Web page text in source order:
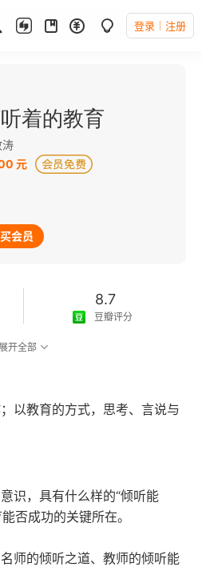
登录 注册
着的教育
涛
元
会员
8.7
豆瓣评分
开全部
以教育的方式，思考、言说与
识，具有什么样的“倾听能
否成功的关键所在。
师的倾听之道、教师的倾听能